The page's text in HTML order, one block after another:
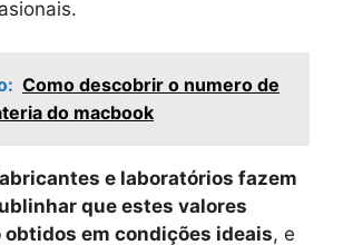
Como descobrir o numero de
do macbook
e laboratórios fazem
que estes valores
obtidos em condições ideais, e